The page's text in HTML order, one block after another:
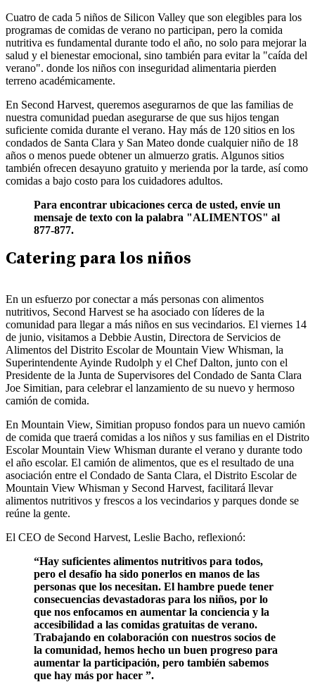
Cuatro de cada 5 niños de Silicon Valley que son elegibles para los
programas de comidas de verano no participan, pero la comida
nutritiva es fundamental durante todo el año, no solo para mejorar la
salud y el bienestar emocional, sino también para evitar la "caída del
verano". donde los niños con inseguridad alimentaria pierden
terreno académicamente.
En Second Harvest, queremos asegurarnos de que las familias de
nuestra comunidad puedan asegurarse de que sus hijos tengan
suficiente comida durante el verano. Hay más de 120 sitios en los
condados de Santa Clara y San Mateo donde cualquier niño de 18
años o menos puede obtener un almuerzo gratis. Algunos sitios
también ofrecen desayuno gratuito y merienda por la tarde, así como
comidas a bajo costo para los cuidadores adultos.
Para encontrar ubicaciones cerca de usted, envíe un
mensaje de texto con la palabra "ALIMENTOS" al
877-877.
Catering para los niños
En un esfuerzo por conectar a más personas con alimentos
nutritivos, Second Harvest se ha asociado con líderes de la
comunidad para llegar a más niños en sus vecindarios. El viernes 14
de junio, visitamos a Debbie Austin, Directora de Servicios de
Alimentos del Distrito Escolar de Mountain View Whisman, la
Superintendente Ayinde Rudolph y el Chef Dalton, junto con el
Presidente de la Junta de Supervisores del Condado de Santa Clara
Joe Simitian, para celebrar el lanzamiento de su nuevo y hermoso
camión de comida.
En Mountain View, Simitian propuso fondos para un nuevo camión
de comida que traerá comidas a los niños y sus familias en el Distrito
Escolar Mountain View Whisman durante el verano y durante todo
el año escolar. El camión de alimentos, que es el resultado de una
asociación entre el Condado de Santa Clara, el Distrito Escolar de
Mountain View Whisman y Second Harvest, facilitará llevar
alimentos nutritivos y frescos a los vecindarios y parques donde se
reúne la gente.
El CEO de Second Harvest, Leslie Bacho, reflexionó:
“Hay suficientes alimentos nutritivos para todos,
pero el desafío ha sido ponerlos en manos de las
personas que los necesitan. El hambre puede tener
consecuencias devastadoras para los niños, por lo
que nos enfocamos en aumentar la conciencia y la
accesibilidad a las comidas gratuitas de verano.
Trabajando en colaboración con nuestros socios de
la comunidad, hemos hecho un buen progreso para
aumentar la participación, pero también sabemos
que hay más por hacer ”.